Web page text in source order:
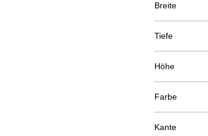
Breite
Tiefe
Höhe
Farbe
Kante